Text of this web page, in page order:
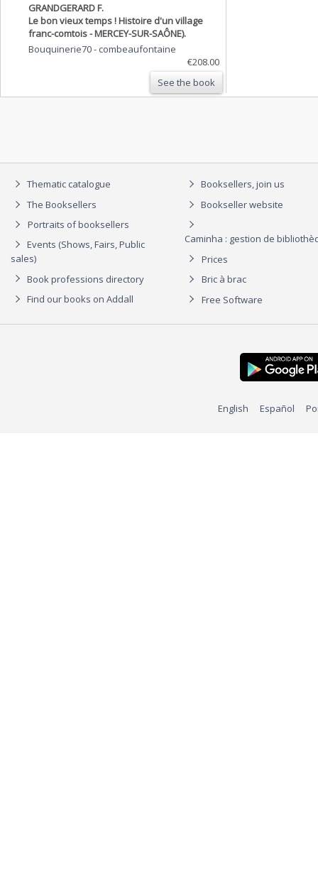
GRANDGERARD F.
Le bon vieux temps ! Histoire d'un village
franc-comtois - MERCEY-SUR-SAÔNE).
Bouquinerie70- combeaufontaine
€208.00
See the book
Thematic catalogue
The Booksellers
Portraits of booksellers
Events (Shows, Fairs, Public
sales)
Book professions directory
Find our books on Addall
Booksellers, join us
Bookseller website
Caminha : gestion de
Prices
Bric à brac
Free Software
English Español